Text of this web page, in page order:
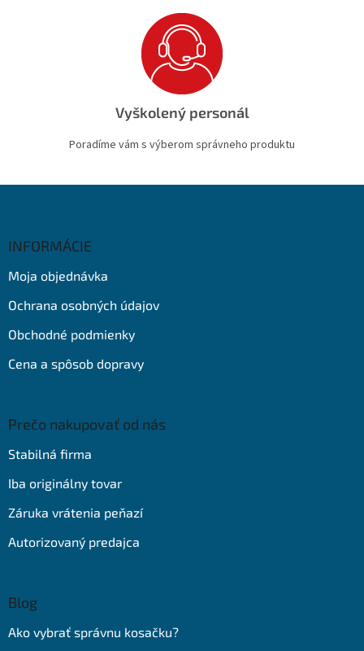
Vyškolený personál
Poradíme vám s výberom správneho produktu
INFORMÁCIE
Moja objednávka
Ochrana osobných údajov
Obchodné podmienky
Cena a spôsob dopravy
Prečo nakupovať od nás
Stabilná firma
Iba originálny tovar
Záruka vrátenia peňazí
Autorizovaný predajca
Blog
Ako vybrať správnu kosačku?